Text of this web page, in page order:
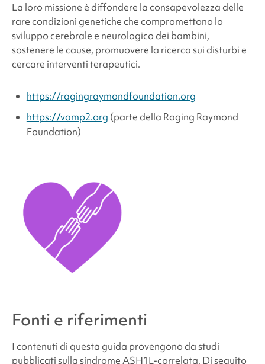
La loro missione è diffondere la consapevolezza delle
rare condizioni genetiche che compromettono lo
sviluppo cerebrale e neurologico dei bambini,
sostenere le cause, promuovere la ricerca sui disturbi e
cercare interventi terapeutici.
https://ragingraymondfoundation.org
https://vamp2.org (parte della Raging Raymond
Foundation)
Fonti e riferimenti
I contenuti di questa guida provengono da studi
pubblicati sullasindrome ASH1L-correlata. Di seguito